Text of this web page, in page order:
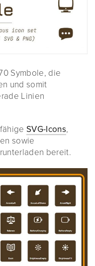
Symbole, die
und somit
Linien
SVG-Icons,
sowie
bereit.